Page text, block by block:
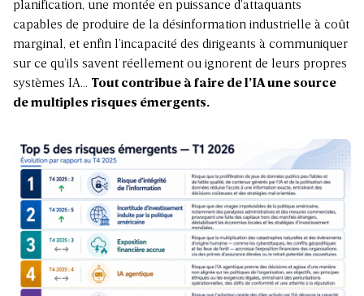
planification, une montée en puissance d’attaquants
capables de produire de la désinformation industrielle à coût
marginal, et enfin l’incapacité des dirigeants à communiquer
sur ce qu’ils savent réellement ou ignorent de leurs propres
systèmes IA… Tout contribue à faire de l’IA une source
de multiples risques émergents.